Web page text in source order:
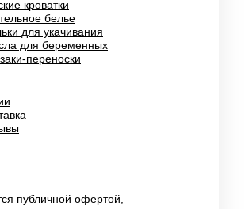
кроватки
белье
для укачивания
для беременных
переноски
публичной офертой,